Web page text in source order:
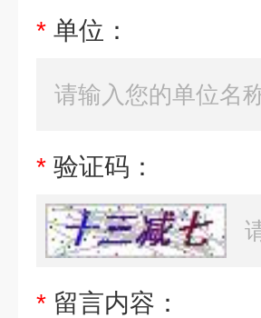
* 单位：
* 验证码：
* 留言内容：